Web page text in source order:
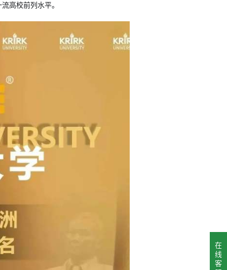
高校前列水平。
在
线
客